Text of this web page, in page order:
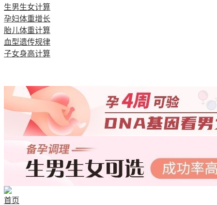
生男生女计算
孕妇体重增长
胎儿体重计算
血型遗传规律
子女身高计算
首页